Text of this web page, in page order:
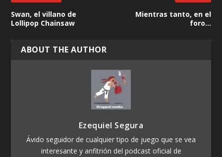
Swan, el villano de
Lollipop Chainsaw
Mientras tanto, en el
foro…
ABOUT THE AUTHOR
Ezequiel Segura
Ávido seguidor de cualquier tipo de juego que se vea
interesante y anfitrión del podcast oficial de